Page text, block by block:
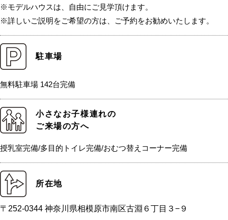
※モデルハウスは、自由にご見学頂けます。
※詳しいご説明をご希望の方は、ご予約をお勧めいたします。
駐車場
無料駐車場 142台完備
小さなお子様連れの
ご来場の方へ
授乳室完備/多目的トイレ完備/おむつ替えコーナー完備
所在地
〒252-0344 神奈川県相模原市南区古淵６丁目３−９